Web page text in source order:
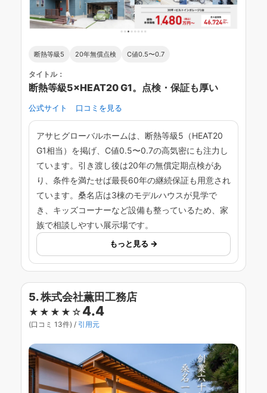
断熱等級5 20年無償点検 C値0.5〜0.7
タイトル：
断熱等級5×HEAT20 G1。点検・保証も厚い
公式サイト 口コミを見る
アサヒグローバルホームは、断熱等級5（HEAT20
G1相当）を掲げ、C値0.5〜0.7の高気密にも注力し
ています。引き渡し後は20年の無償定期点検があ
り、条件を満たせば最長60年の継続保証も用意され
ています。桑名店は3棟のモデルハウスが見学で
き、キッズコーナーなど設備も整っているため、家
族で相談しやすい展示場です。
もっと見る →
5. 株式会社薫田工務店
★★★★☆ 4.4
(口コミ 13件) / 引用元